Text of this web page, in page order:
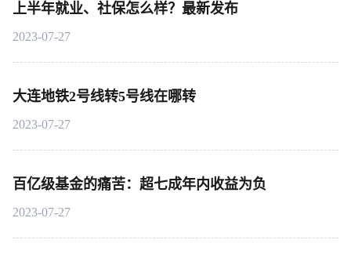
上半年就业、社保怎么样？最新发布
2023-07-27
大连地铁2号线转5号线在哪转
2023-07-27
百亿级基金的痛苦：超七成年内收益为负
2023-07-27